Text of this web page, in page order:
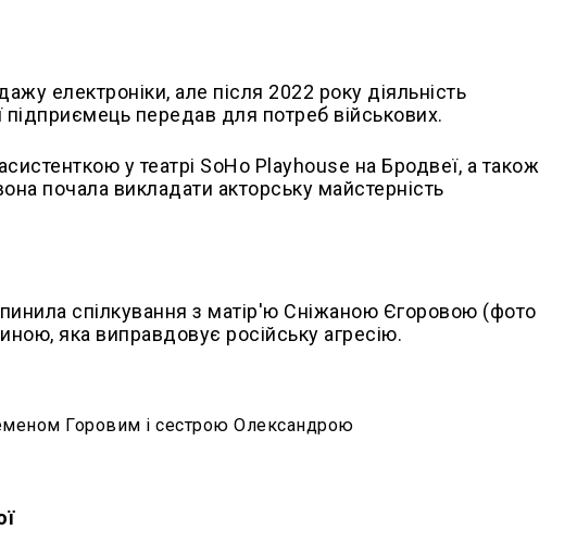
електроніки, але після 2022 року діяльність
підприємець передав для потреб військових.
у театрі SoHo Playhouse на Бродвеї, а також
почала викладати акторську майстерність
спілкування з матір'ю Сніжаною Єгоровою (фото
яка виправдовує російську агресію.
Горовим і сестрою Олександрою